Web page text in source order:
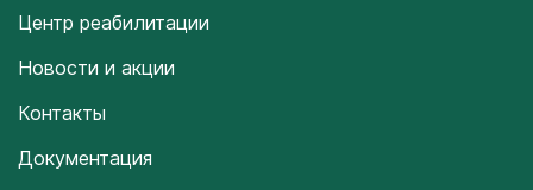
Центр реабилитации
Новости и акции
Контакты
Документация